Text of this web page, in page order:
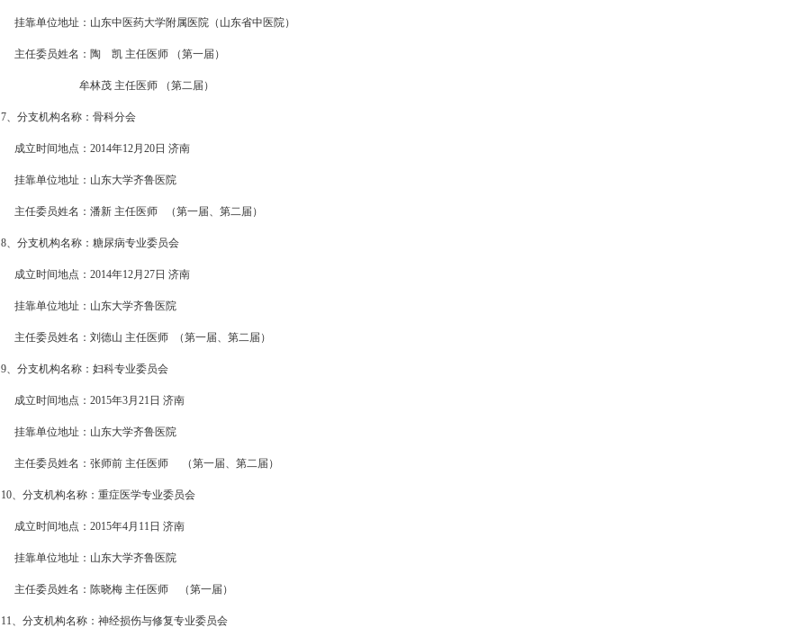
挂靠单位地址：山东中医药大学附属医院（山东省中医院）
主任委员姓名：陶 凯 主任医师 （第一届）
牟林茂 主任医师 （第二届）
7、分支机构名称：骨科分会
成立时间地点：2014年12月20日 济南
挂靠单位地址：山东大学齐鲁医院
主任委员姓名：潘新 主任医师 （第一届、第二届）
8、分支机构名称：糖尿病专业委员会
成立时间地点：2014年12月27日 济南
挂靠单位地址：山东大学齐鲁医院
主任委员姓名：刘德山 主任医师 （第一届、第二届）
9、分支机构名称：妇科专业委员会
成立时间地点：2015年3月21日 济南
挂靠单位地址：山东大学齐鲁医院
主任委员姓名：张师前 主任医师 （第一届、第二届）
10、分支机构名称：重症医学专业委员会
成立时间地点：2015年4月11日 济南
挂靠单位地址：山东大学齐鲁医院
主任委员姓名：陈晓梅 主任医师 （第一届）
11、分支机构名称：神经损伤与修复专业委员会